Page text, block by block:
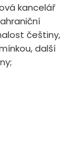
kancelář
češtiny,
další